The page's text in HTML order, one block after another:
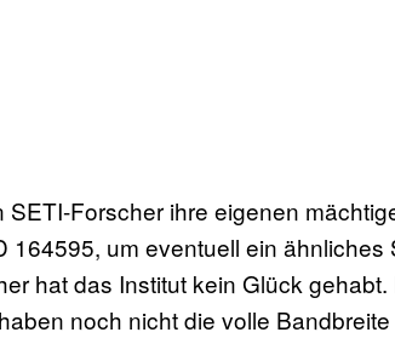
Forscher ihre eigenen
164595, um eventuell ein
hat das Institut kein Glück
noch nicht die volle